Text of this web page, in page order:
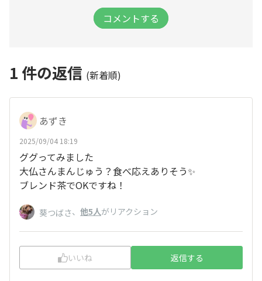
コメントする
1 件の返信 (新着順)
あずき
2025/09/04 18:19
ググってみました
大仏さんまんじゅう？食べ応えありそう✨
ブレンド茶でOKですね！
葵つばさ、 他5人がリアクション
いいね 返信する